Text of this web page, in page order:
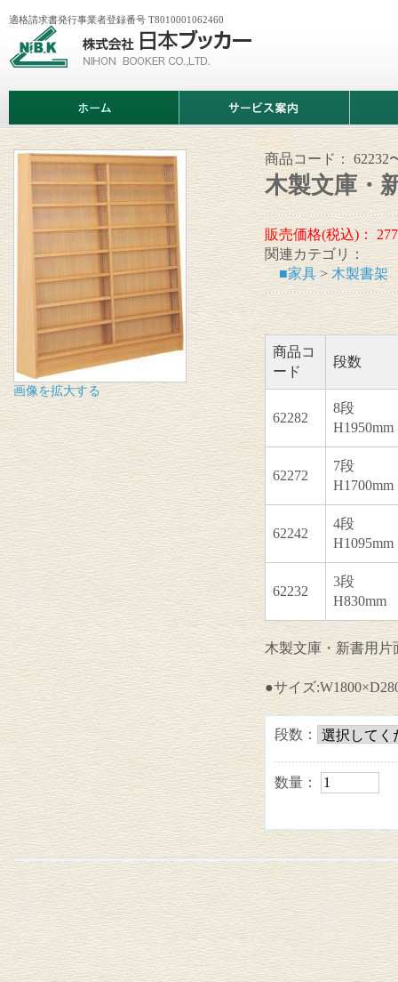
会
日
ッ
カ
適格請求書発行事業者登録番号 T8010001062460
ム
ビ
案
情
画像を拡大する
商品コード： 62232
木製文庫・
販売価格(税込)：
関連カテゴリ：
■家具> 木製書架
商品コ
ード
段数
62282
8段
H1950mm
62272
7段
H1700mm
62242
4段
H1095mm
62232
3段
H830mm
木製文庫・新書用片
●サイズ
段数：
数量：